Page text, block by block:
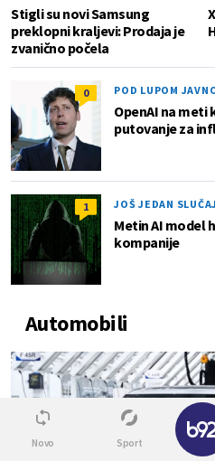
Stigli su novi Samsung
preklopni kraljevi: Prodaja je
zvanično počela
0 POD LUPOM
OpenAI na
putovanje za
1 JOŠ JEDAN SLUČAJ
Metin AI model
kompanije
Automobili
Novo Sport